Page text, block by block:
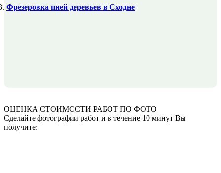
Фрезеровка пней деревьев в Сходне
ОЦЕНКА СТОИМОСТИ РАБОТ ПО ФОТО
Сделайте фотографии работ и в течение 10 минут Вы
получите: